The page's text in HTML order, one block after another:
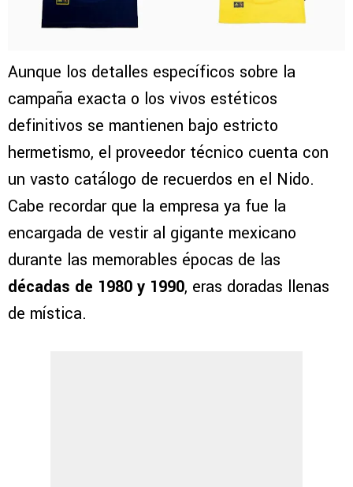
Aunque los detalles específicos sobre la
campaña exacta o los vivos estéticos
definitivos se mantienen bajo estricto
hermetismo, el proveedor técnico cuenta con
un vasto catálogo de recuerdos en el Nido.
Cabe recordar que la empresa ya fue la
encargada de vestir al gigante mexicano
durante las memorables épocas de las
décadas de 1980 y 1990, eras doradas llenas
de mística.